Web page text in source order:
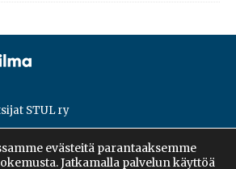
STUL ry
evästeitä parantaaksemme
Jatkamalla palvelun käyttöä